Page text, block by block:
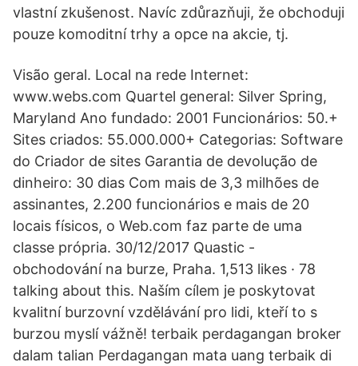
vlastní zkušenost. Navíc zdůrazňuji, že obchoduji
pouze komoditní trhy a opce na akcie, tj.
Visão geral. Local na rede Internet:
www.webs.com Quartel general: Silver Spring,
Maryland Ano fundado: 2001 Funcionários: 50.+
Sites criados: 55.000.000+ Categorias: Software
do Criador de sites Garantia de devolução de
dinheiro: 30 dias Com mais de 3,3 milhões de
assinantes, 2.200 funcionários e mais de 20
locais físicos, o Web.com faz parte de uma
classe própria. 30/12/2017 Quastic -
obchodování na burze, Praha. 1,513 likes · 78
talking about this. Naším cílem je poskytovat
kvalitní burzovní vzdělávání pro lidi, kteří to s
burzou myslí vážně! terbaik perdagangan broker
dalam talian Perdagangan mata uang terbaik di